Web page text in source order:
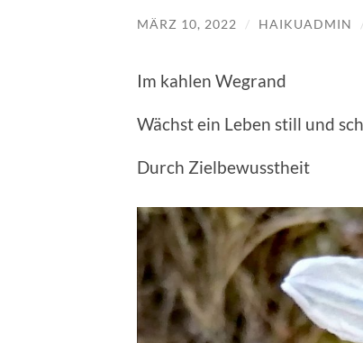
MÄRZ 10, 2022 / HAIKUADMIN
Im kahlen Wegrand
Wächst ein Leben still und
Durch Zielbewusstheit